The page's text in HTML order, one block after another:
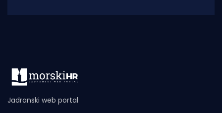
Jadranski web portal